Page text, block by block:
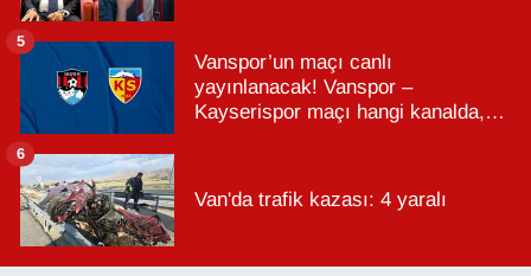
Vanspor’un maçı canlı
yayınlanacak! Vanspor –
Kayserispor maçı hangi kanalda,
5
Van'da trafik kazası: 4 yaralı
6